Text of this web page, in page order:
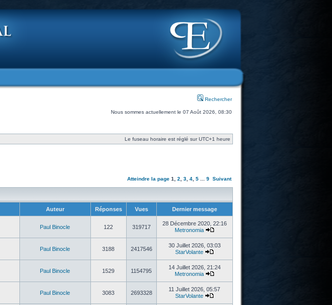
Rechercher
Nous sommes actuellement le 07 Août 2026, 08:30
Le fuseau horaire est réglé sur UTC+1 heure
Atteindre la page 1 2 3, 4, 5... 9 Suivant
Auteur Réponses Vues Dernier message
Paul Binocle 122 319717
28 Décembre 2020, 22:16
Metronomia
Paul Binocle 3188 2417546
30 Juillet 2026, 03:03
StarVolante
Paul Binocle 1529 1154795
14 Juillet 2026, 21:24
Metronomia
Paul Binocle 3083 2693328
11 Juillet 2026, 05:57
StarVolante